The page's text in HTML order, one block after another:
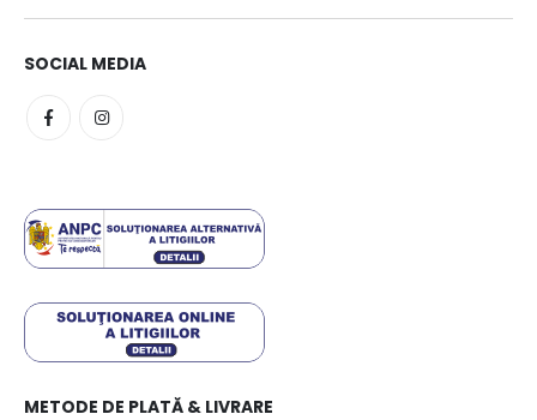
SOCIAL MEDIA
METODE DE PLATĂ & LIVRARE